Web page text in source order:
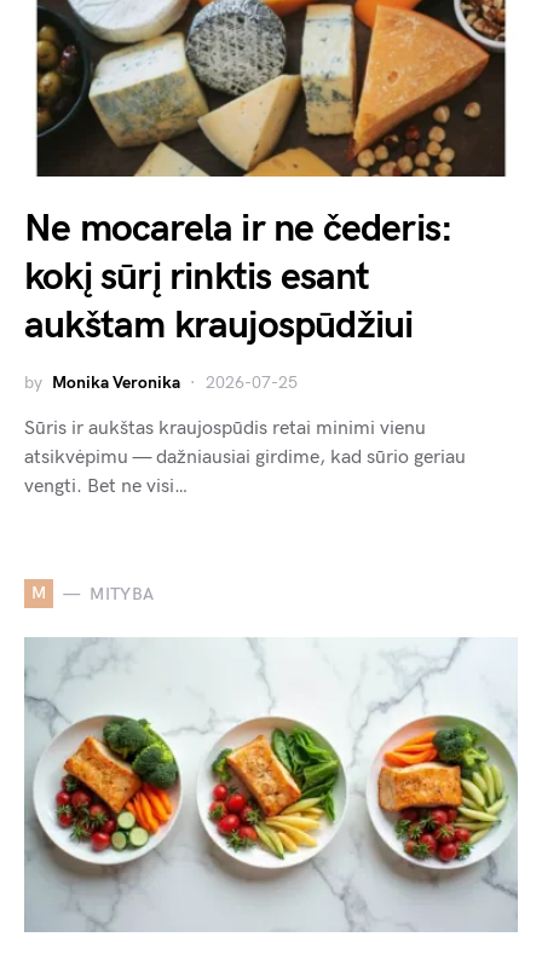
Ne mocarela ir ne čederis:
kokį sūrį rinktis esant
aukštam kraujospūdžiui
by Monika Veronika 2026-07-25
Sūris ir aukštas kraujospūdis retai minimi vienu
atsikvėpimu — dažniausiai girdime, kad sūrio geriau
vengti. Bet ne visi…
M MITYBA